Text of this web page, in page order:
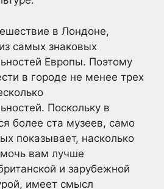
в Лондоне,
самых знаковых
Европы. Поэтому
в городе не менее трех
Поскольку в
более ста музеев, само
показывает, насколько
вам лучше
и зарубежной
имеет смысл